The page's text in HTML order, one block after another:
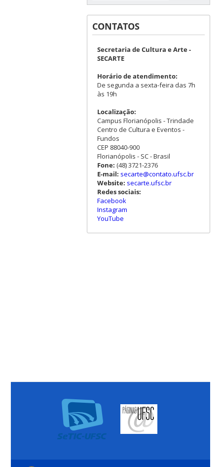
CONTATOS
Secretaria de Cultura e Arte -
SECARTE
Horário de atendimento:
De segunda a sexta-feira das 7h
às 19h
Localização:
Campus Florianópolis - Trindade
Centro de Cultura e Eventos -
Fundos
CEP 88040-900
Florianópolis - SC - Brasil
Fone: (48) 3721-2376
E-mail: secarte@contato.ufsc.br
Website: secarte.ufsc.br
Redes sociais:
Facebook
Instagram
YouTube